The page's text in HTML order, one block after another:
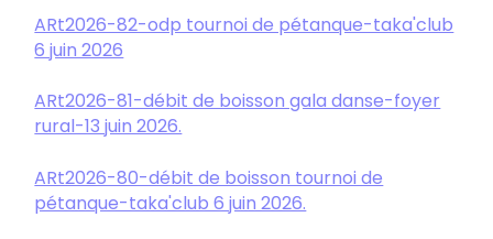
ARt2026-82-odp tournoi de pétanque-taka'club
6 juin 2026
ARt2026-81-débit de boisson gala danse-foyer
rural-13 juin 2026.
ARt2026-80-débit de boisson tournoi de
pétanque-taka'club 6 juin 2026.